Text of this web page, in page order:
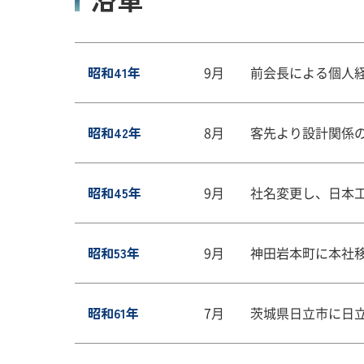
昭和41年 9月 前会長による個人
昭和42年 8月 客先より設計関係
昭和45年 9月 社名変更し、日本
昭和53年 9月 神田岩本町に本社
昭和61年 7月 茨城県日立市に日